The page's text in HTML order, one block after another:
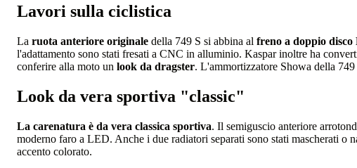
Lavori sulla ciclistica
La ruota anteriore originale della 749 S si abbina al freno a doppio disco
l'adattamento sono stati fresati a CNC in alluminio. Kaspar inoltre ha
conferire alla moto un look da dragster. L'ammortizzatore Showa della 749
Look da vera sportiva "classic"
La carenatura è da vera classica sportiva. Il semiguscio anteriore
moderno faro a LED. Anche i due radiatori separati sono stati mascherati
accento colorato.